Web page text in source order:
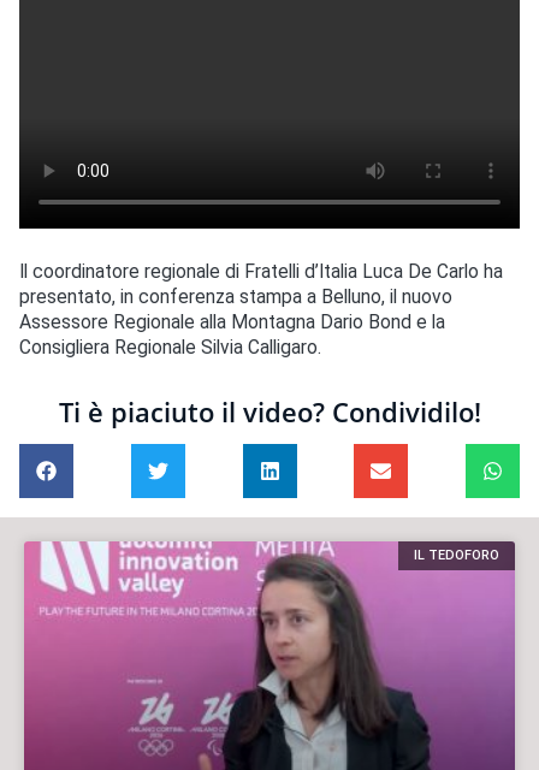
Il coordinatore regionale di Fratelli d’Italia Luca De Carlo ha
presentato, in conferenza stampa a Belluno, il nuovo
Assessore Regionale alla Montagna Dario Bond e la
Consigliera Regionale Silvia Calligaro.
Ti è piaciuto il video? Condividilo!
IL TEDOFORO